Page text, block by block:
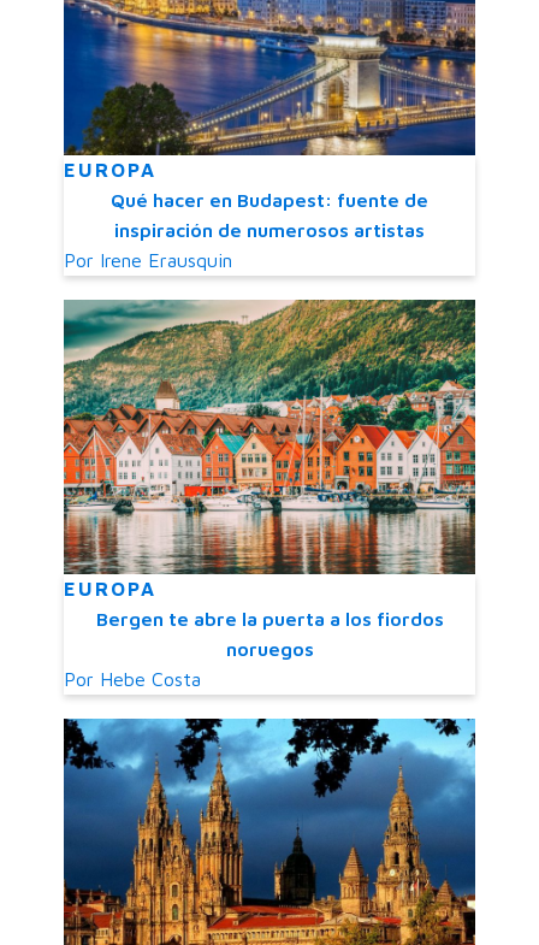
EUROPA
Qué hacer en Budapest: fuente de
inspiración de numerosos artistas
Por Irene Erausquin
EUROPA
Bergen te abre la puerta a los fiordos
noruegos
Por Hebe Costa